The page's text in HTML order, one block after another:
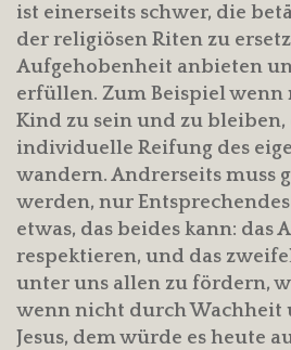
ist einerseits schwer, die
der religiösen Riten zu
Aufgehobenheit anbieten
erfüllen. Zum Beispiel wenn
Kind zu sein und zu
individuelle Reifung des
wandern. Andrerseits muss
werden, nur
etwas, das beides kann: das
respektieren, und das
unter uns allen zu fördern,
wenn nicht durch Wachheit
Jesus, dem würde es heute